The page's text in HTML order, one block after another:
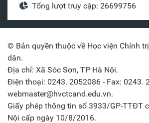
Tổng lượt truy cập: 26699756
© Bản quyền thuộc về Học viện Chính
dân.
Địa chỉ: Xã Sóc Sơn, TP Hà Nội.
Điện thoại: 0243. 2052086 - Fax: 0243.
webmaster@hvctcand.edu.vn.
Giấy phép thông tin số 3933/GP-TTĐT
Nội cấp ngày 10/8/2016.